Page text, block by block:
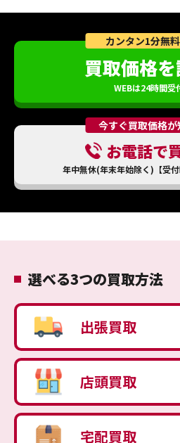
カンタン1分無
買取価格
WEBは24時間受
今すぐ買取価格
お電話で
年中無休(年末年始除く)【受
選べる3つの買取方法
出張買取
店頭買取
宅配買取